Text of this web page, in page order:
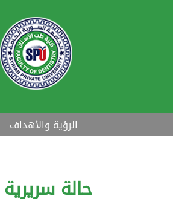
الرؤية والأهداف
حالة سريرية 7 د. أحمد العبدالله